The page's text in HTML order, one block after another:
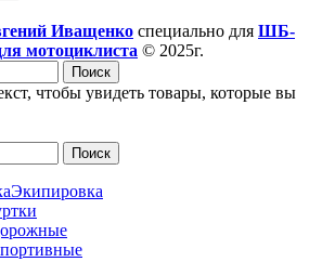
Иващенко специально для ШБ-
мотоциклиста © 2025г.
Поиск
чтобы увидеть товары, которые вы
Поиск
Экипировка